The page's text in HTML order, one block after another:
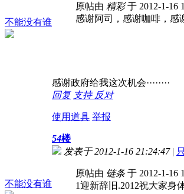
不能没有谁
原帖由 精彩于 2012-1-16
感谢阿司，感谢咖啡，感
感谢政府给我这次机会········
回复 支持 反对
使用道具 举报
不能没有谁
54楼
发表于 2012-1-16 21:24:47 |
原帖由 链条于 2012-1-16
1迎新辞旧.2012祝大家身